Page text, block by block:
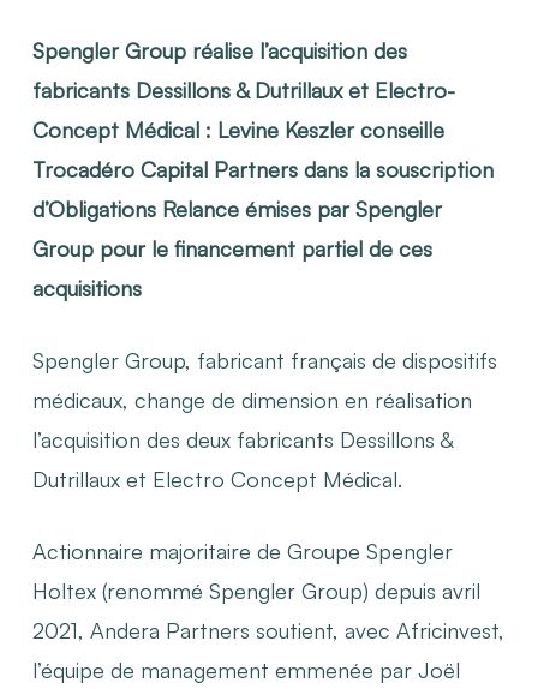
Spengler Group réalise l’acquisition des
fabricants Dessillons & Dutrillaux et Electro-
Concept Médical : Levine Keszler conseille
Trocadéro Capital Partners dans la souscription
d’Obligations Relance émises par Spengler
Group pour le financement partiel de ces
acquisitions
Spengler Group, fabricant français de dispositifs
médicaux, change de dimension en réalisation
l’acquisition des deux fabricants Dessillons &
Dutrillaux et Electro Concept Médical.
Actionnaire majoritaire de Groupe Spengler
Holtex (renommé Spengler Group) depuis avril
2021, Andera Partners soutient, avec Africinvest,
l’équipe de management emmenée par Joël